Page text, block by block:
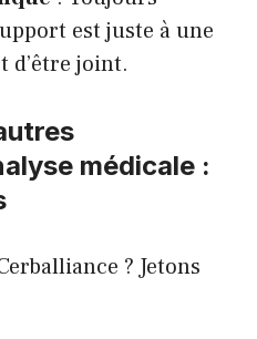
est juste à une
d’être joint.
médicale :
? Jetons